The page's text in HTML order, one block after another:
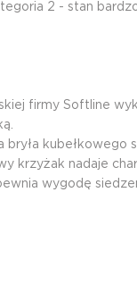
2 - stan
firmy Softline
bryła kubełkowego
krzyżak nadaje
wygodę